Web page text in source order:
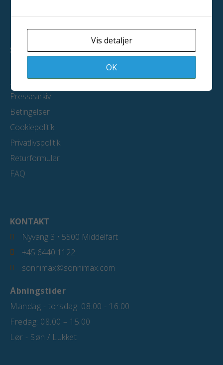
SERVICE
Pressearkiv
Betingelser
Cookiepolitik
Privatlivspolitik
Returformular
FAQ
KONTAKT
Nyvang 3 • 5500 Middelfart
+45 6440 1122
sonnimax@sonnimax.com
Åbningstider
Mandag - torsdag: 08.00 - 16.00
Fredag: 08.00 – 15.00
Lør - Søn / Lukket
Vis detaljer
OK